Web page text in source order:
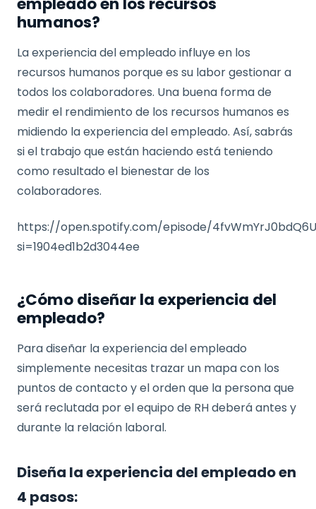
humanos?
La experiencia del empleado influye en los
recursos humanos porque es su labor gestionar a
todos los colaboradores. Una buena forma de
medir el rendimiento de los recursos humanos es
midiendo la experiencia del empleado. Así, sabrás
si el trabajo que están haciendo está teniendo
como resultado el bienestar de los
colaboradores.
https://open.spotify.com/episode/
si=1904ed1b2d3044ee
¿Cómo diseñar la experiencia del
empleado?
Para diseñar la experiencia del empleado
simplemente necesitas trazar un mapa con los
puntos de contacto y el orden que la persona que
será reclutada por el equipo de RH deberá antes y
durante la relación laboral.
Diseña la experiencia del empleado en
4 pasos: